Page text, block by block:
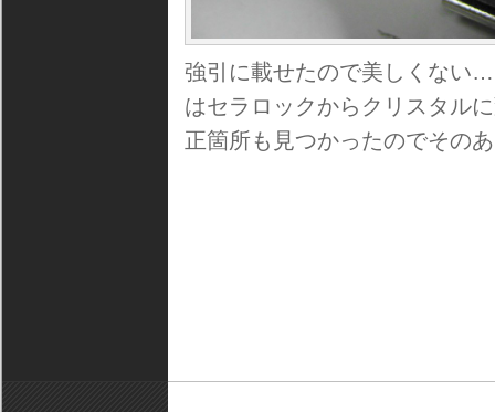
強引に載せたので美しくない
はセラロックからクリスタル
正箇所も見つかったのでその